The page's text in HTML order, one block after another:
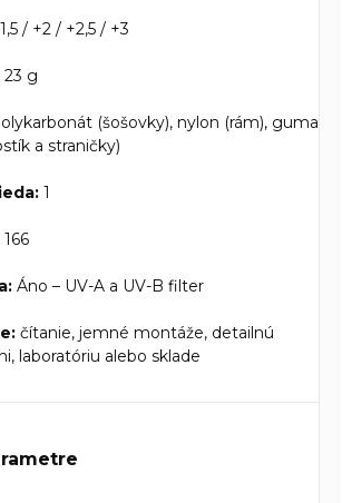
/ +2 / +2,5 / +3
23 g
(šošovky), nylon (rám), guma
a straničky)
1
Áno – UV-A a UV-B filter
čítanie, jemné montáže, detailnú
laboratóriu alebo sklade